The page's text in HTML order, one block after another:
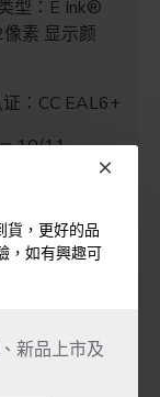
貨，更好的品
，如有興趣可
新品上市及
型：E Ink®
素 显示颜
：CC EAL6+
10/11 -
LTS
智能手机兼
包时，支持